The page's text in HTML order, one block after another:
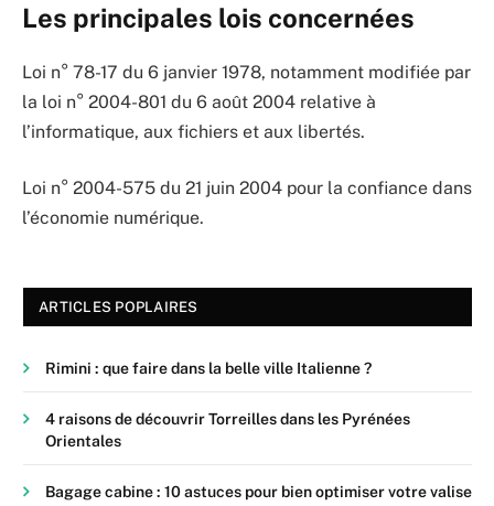
Les principales lois concernées
Loi n° 78-17 du 6 janvier 1978, notamment modifiée par
la loi n° 2004-801 du 6 août 2004 relative à
l’informatique, aux fichiers et aux libertés.
Loi n° 2004-575 du 21 juin 2004 pour la confiance dans
l’économie numérique.
ARTICLES POPLAIRES
Rimini : que faire dans la belle ville Italienne ?
4 raisons de découvrir Torreilles dans les Pyrénées
Orientales
Bagage cabine : 10 astuces pour bien optimiser votre valise